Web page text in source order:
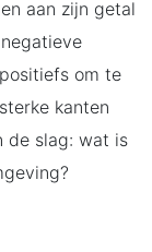
aan zijn getal
om te
kanten
de slag: wat is